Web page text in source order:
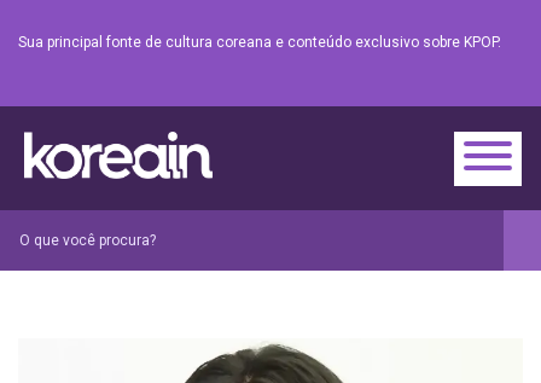
Sua principal fonte de cultura coreana e conteúdo exclusivo sobre KPOP.